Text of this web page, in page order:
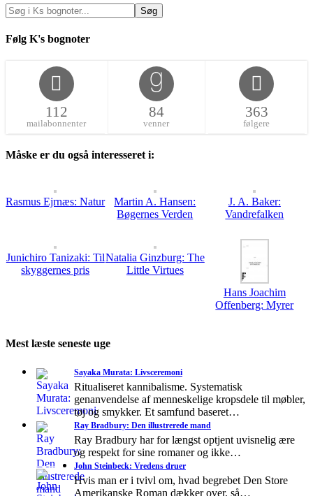
Følg K's bognoter
112
mailabonnenter
84
venner
363
følgere
Måske er du også interesseret i:
Rasmus Ejrnæs: Natur
Martin A. Hansen:
Bøgernes Verden
J. A. Baker:
Vandrefalken
Junichiro Tanizaki: Til
skyggernes pris
Natalia Ginzburg: The
Little Virtues
Hans Joachim
Offenberg: Myrer
Mest læste seneste uge
Sayaka Murata: Livsceremoni
Ritualiseret kannibalisme. Systematisk
genanvendelse af menneskelige kropsdele til møbler,
tøj og smykker. Et samfund baseret…
Ray Bradbury: Den illustrerede mand
Ray Bradbury har for længst optjent uvisnelig ære
og respekt for sine romaner og ikke…
John Steinbeck: Vredens druer
Hvis man er i tvivl om, hvad begrebet Den Store
Amerikanske Roman dækker over, så…